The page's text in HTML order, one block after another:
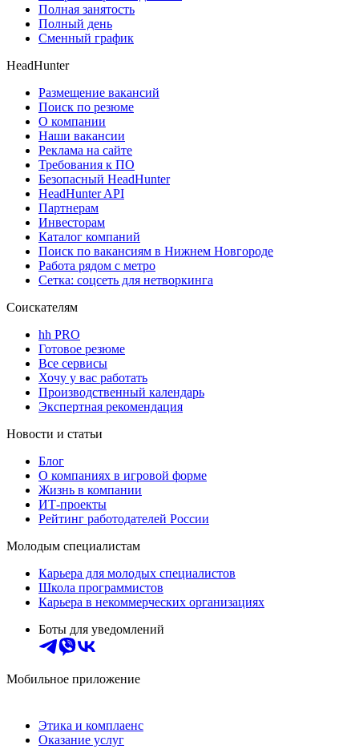
Полная занятость
Полный день
Сменный график
HeadHunter
Размещение вакансий
Поиск по резюме
О компании
Наши вакансии
Реклама на сайте
Требования к ПО
Безопасный HeadHunter
HeadHunter API
Партнерам
Инвесторам
Каталог компаний
Поиск по вакансиям в Нижнем Новгороде
Работа рядом с метро
Сетка: соцсеть для нетворкинга
Соискателям
hh PRO
Готовое резюме
Все сервисы
Хочу у вас работать
Производственный календарь
Экспертная рекомендация
Новости и статьи
Блог
О компаниях в игровой форме
Жизнь в компании
ИТ-проекты
Рейтинг работодателей России
Молодым специалистам
Карьера для молодых специалистов
Школа программистов
Карьера в некоммерческих организациях
Боты для уведомлений
Мобильное приложение
Этика и комплаенс
Оказание услуг